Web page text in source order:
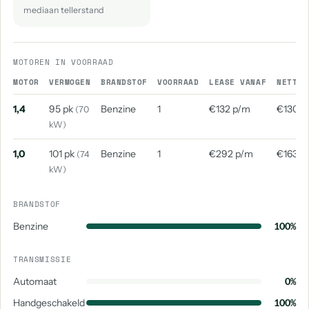
mediaan tellerstand
MOTOREN IN VOORRAAD
MOTOR
VERMOGEN BRANDSTOF VOORRAAD LEASE VANAF NETTO
1,4 95 pk (70
kW)
Benzine 1 €132 p/m €130
1,0 101 pk (74
kW)
Benzine 1 €292 p/m €163
BRANDSTOF
Benzine 100%
TRANSMISSIE
Automaat
0%
Handgeschakeld
100%